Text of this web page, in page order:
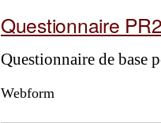
Questionnaire
Questionnaire de base
Webform